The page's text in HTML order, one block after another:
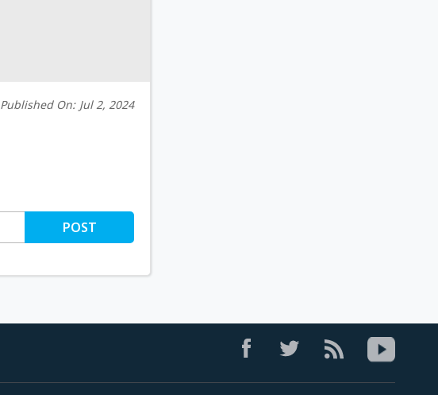
Published On: Jul 2, 2024
POST